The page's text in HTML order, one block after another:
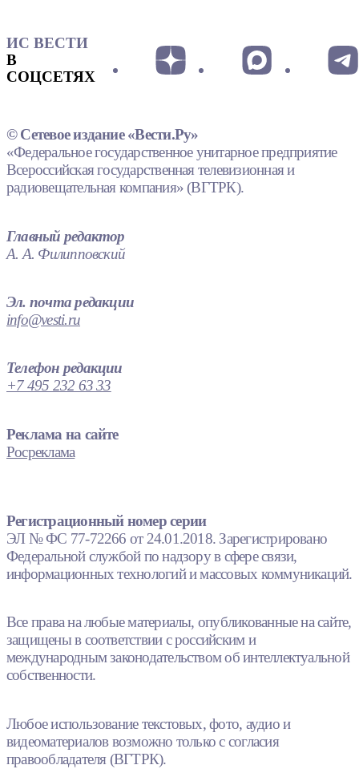
ИС ВЕСТИ
В
СОЦСЕТЯХ
© Сетевое издание «Вести.Ру»
«Федеральное государственное унитарное предприятие
Всероссийская государственная телевизионная и
радиовещательная компания» (ВГТРК).
Главный редактор
А. А. Филипповский
Эл. почта редакции
info@vesti.ru
Телефон редакции
+7 495 232 63 33
Реклама на сайте
Росреклама
Регистрационный номер серии
ЭЛ № ФС 77-72266 от 24.01.2018. Зарегистрировано
Федеральной службой по надзору в сфере связи,
информационных технологий и массовых коммуникаций.
Все права на любые материалы, опубликованные на сайте,
защищены в соответствии с российским и
международным законодательством об интеллектуальной
собственности.
Любое использование текстовых, фото, аудио и
видеоматериалов возможно только с согласия
правообладателя (ВГТРК).